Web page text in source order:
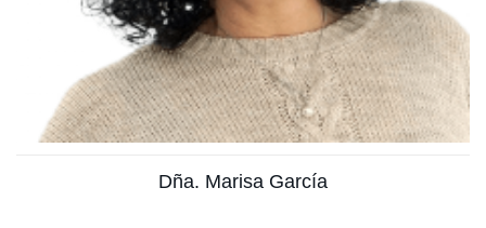
Ver más
Dña. Marisa García